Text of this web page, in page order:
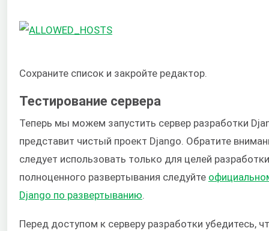
Сохраните список и закройте редактор.
Тестирование сервера
Теперь мы можем запустить сервер разработки
представит чистый проект Django. Обратите
следует использовать только для целей
полноценного развертывания следуйте
Django по развертыванию
Перед доступом к серверу разработки убедитесь,